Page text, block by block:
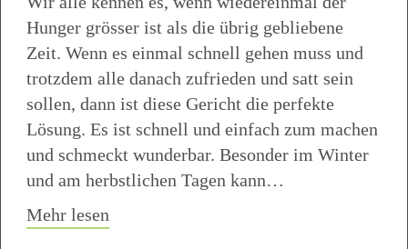
Hunger grösser ist als die übrig gebliebene
Zeit. Wenn es einmal schnell gehen muss und
trotzdem alle danach zufrieden und satt sein
sollen, dann ist diese Gericht die perfekte
Lösung. Es ist schnell und einfach zum machen
und schmeckt wunderbar. Besonder im Winter
und am herbstlichen Tagen kann…
Mehr lesen